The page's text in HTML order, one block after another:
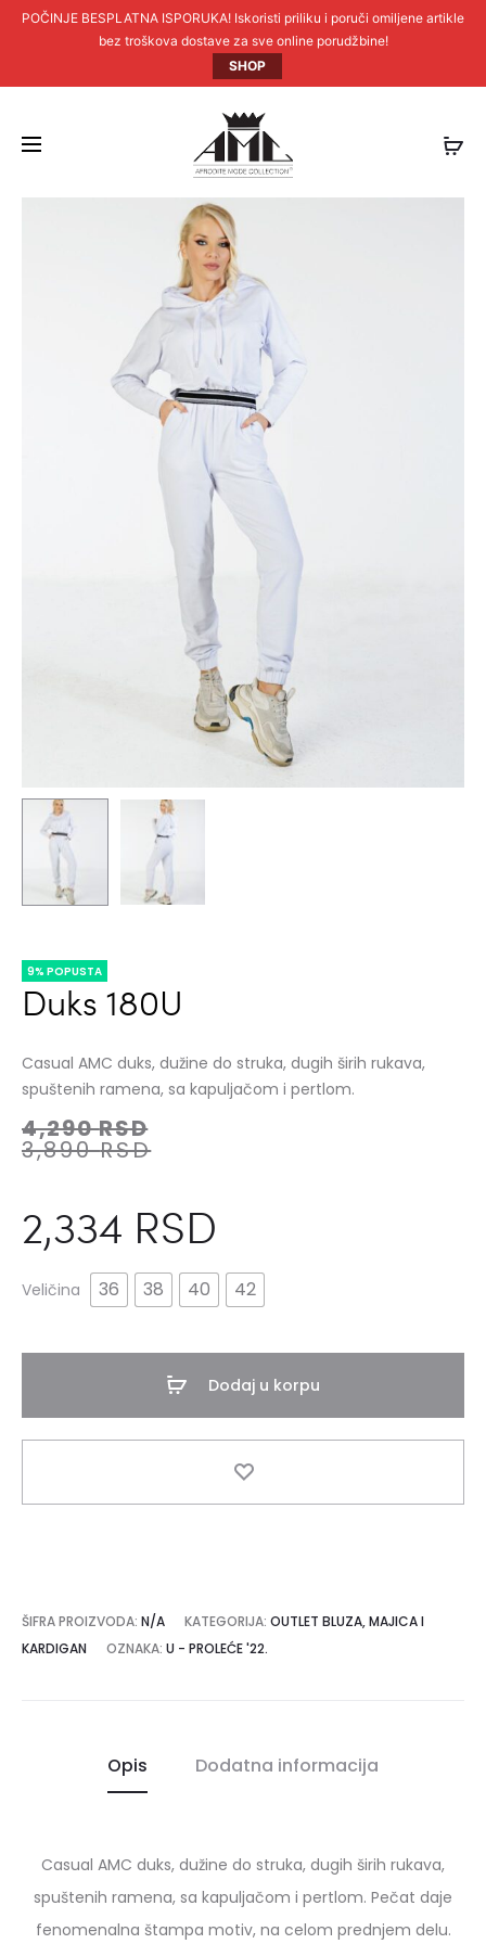
POČINJE BESPLATNA ISPORUKA! Iskoristi priliku i poruči omiljene artikle
bez troškova dostave za sve online porudžbine!
SHOP
9% POPUSTA
Duks 180U
Casual AMC duks, dužine do struka, dugih širih rukava,
spuštenih ramena, sa kapuljačom i pertlom.
4,290RSD
3,890RSD
2,334 RSD
Veličina 36 38 40 42
Dodaj u korpu
ŠIFRA PROIZVODA: N/A KATEGORIJA: OUTLET BLUZA, MAJICA I
KARDIGAN
OZNAKA: U - PROLEĆE '22.
Opis Dodatna informacija
Casual AMC duks, dužine do struka, dugih širih rukava,
spuštenih ramena, sa kapuljačom i pertlom. Pečat daje
fenomenalna štampa motiv, na celom prednjem delu.